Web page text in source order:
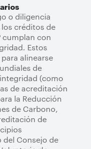
o diligencia
créditos de
cumplan con
Estos
alinearse
de
(como
de acreditación
la Reducción
de Carbono,
de
del Consejo de